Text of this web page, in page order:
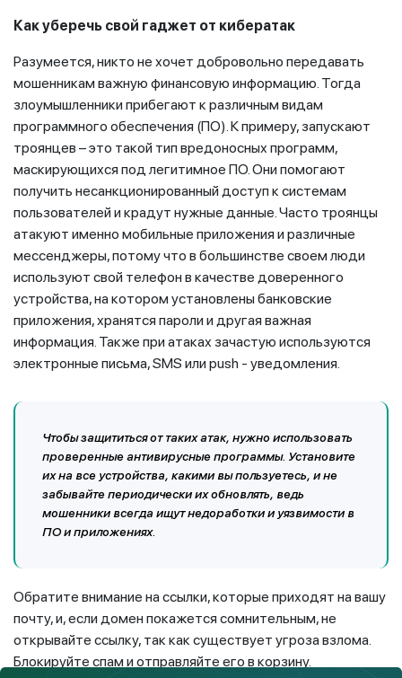
Как уберечь свой гаджет от кибератак
Разумеется, никто не хочет добровольно передавать
мошенникам важную финансовую информацию. Тогда
злоумышленники прибегают к различным видам
программного обеспечения (ПО). К примеру, запускают
троянцев – это такой тип вредоносных программ,
маскирующихся под легитимное ПО. Они помогают
получить несанкционированный доступ к системам
пользователей и крадут нужные данные. Часто троянцы
атакуют именно мобильные приложения и различные
мессенджеры, потому что в большинстве своем люди
используют свой телефон в качестве доверенного
устройства, на котором установлены банковские
приложения, хранятся пароли и другая важная
информация. Также при атаках зачастую используются
электронные письма, SMS или push - уведомления.
Чтобы защититься от таких атак, нужно использовать
проверенные антивирусные программы. Установите
их на все устройства, какими вы пользуетесь, и не
забывайте периодически их обновлять, ведь
мошенники всегда ищут недоработки и уязвимости в
ПО и приложениях.
Обратите внимание на ссылки, которые приходят на вашу
почту, и, если домен покажется сомнительным, не
открывайте ссылку, так как существует угроза взлома.
Блокируйте спам и отправляйте его в корзину.